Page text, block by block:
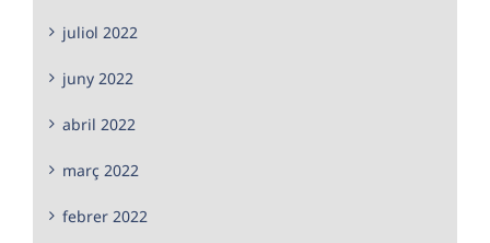
juliol 2022
juny 2022
abril 2022
març 2022
febrer 2022